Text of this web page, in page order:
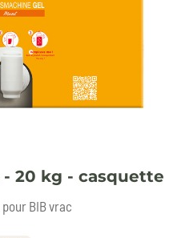
- 20 kg - casquette
BIB vrac